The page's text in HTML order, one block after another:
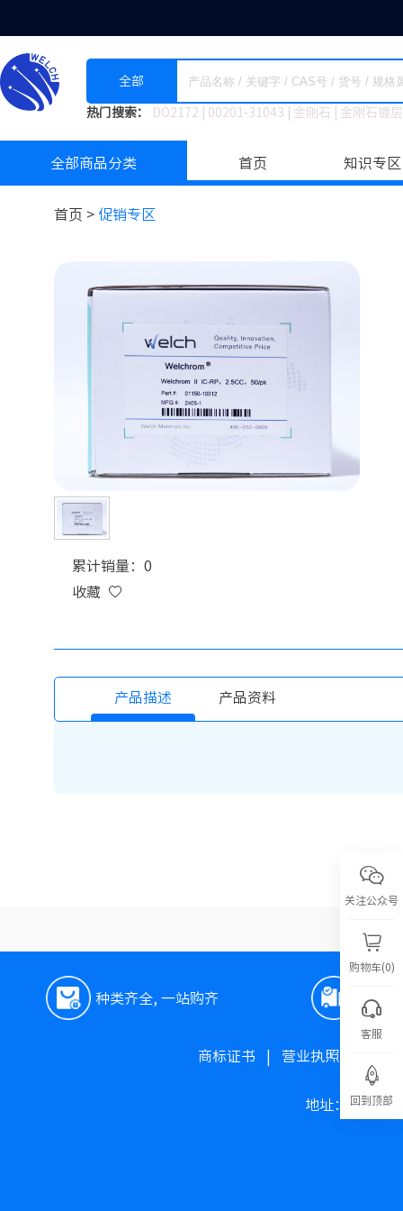
全部
热门搜索： DO2172 00201-31043 金刚石 金刚石镀
全部商品分类 首页 知识专区
首页 > 促销专区
累计销量：0
收藏
产品描述 产品资料
种类齐全, 一站购齐 极速
商标证书 营业执照|
地址：上海市
关注公众号
购物车(0)
客服
回到顶部